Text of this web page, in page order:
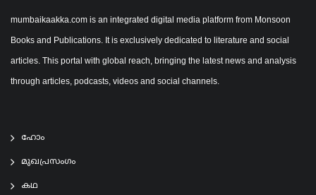
mumbaikaakka.com is an integrated digital media platform from Monsoon
Books and Publications. It is exclusively dedicated to literature and social
articles. This portal with global reach, bringing the latest news and analysis
through articles, podcasts, videos and social channels.
ഹോം
മുഖപ്രസംഗം
കഥ